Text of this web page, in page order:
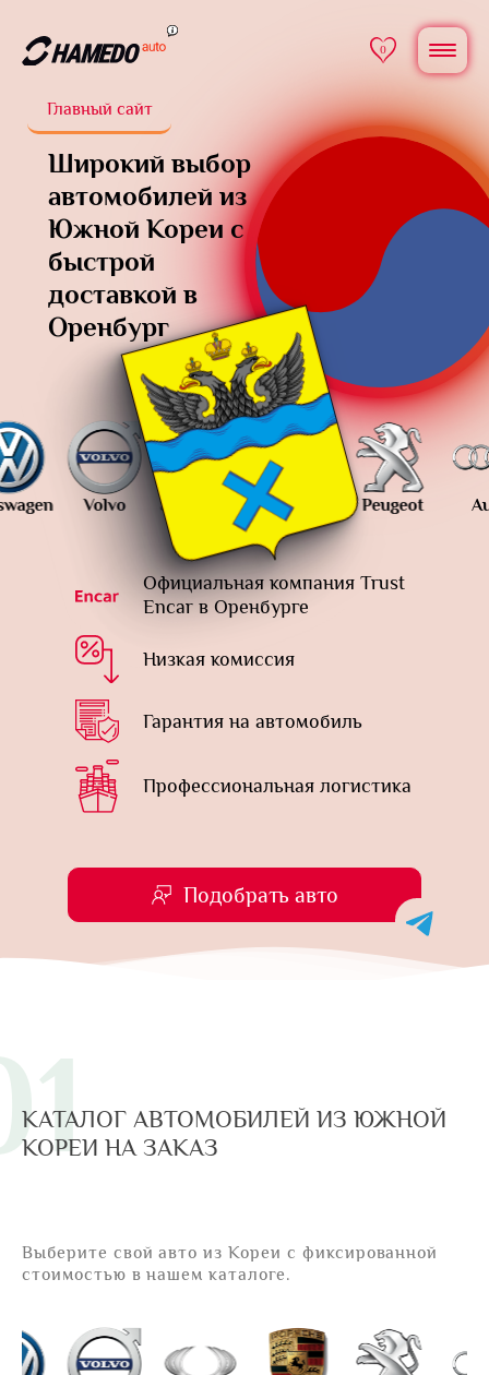
0
Главный сайт
Широкий выбор
автомобилей из
Южной Кореи с
быстрой
доставкой в
Оренбург
Официальная компания Trust
Encar в Оренбурге
Низкая комиссия
Гарантия на автомобиль
Профессиональная логистика
Volvo SsangYong Porsche Peugeot Audi
Подобрать авто
КАТАЛОГ АВТОМОБИЛЕЙ ИЗ ЮЖНОЙ
КОРЕИ НА ЗАКАЗ
Выберите свой авто из Кореи с фиксированной
стоимостью в нашем каталоге.